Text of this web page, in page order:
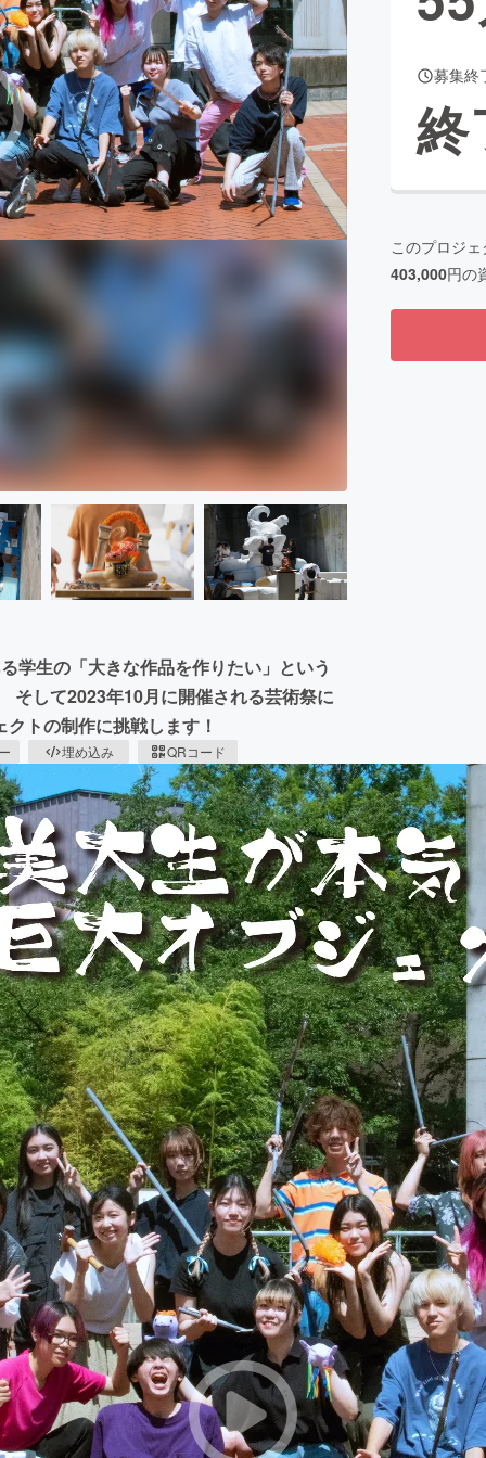
CAMPFIRE for Social GoodCAMPFIRE Creation
CAMPFIREふるさと納税machi-yaコミュニティ
学生の「大きな作品を作りたい」という
そして2023年10月に開催される芸術祭に
トの制作に挑戦します！
埋め込み QRコード
募集終
終
このプロジ
403,000円の